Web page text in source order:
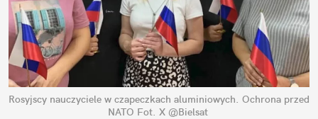
Rosyjscy nauczyciele w czapeczkach aluminiowych. Ochrona przed
NATO Fot. X @Bielsat